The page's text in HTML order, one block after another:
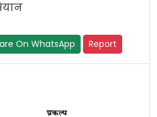
On WhatsApp Report